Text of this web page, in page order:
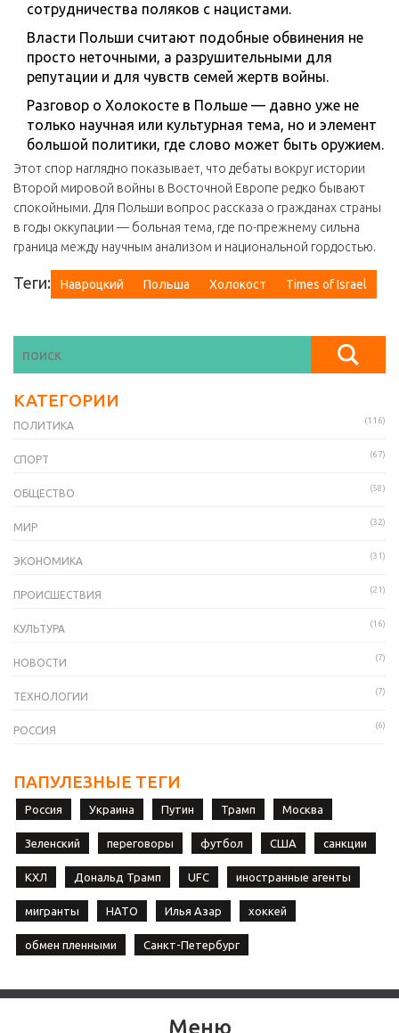
сотрудничества поляков с нацистами.
Власти Польши считают подобные обвинения не
просто неточными, а разрушительными для
репутации и для чувств семей жертв войны.
Разговор о Холокосте в Польше — давно уже не
только научная или культурная тема, но и элемент
большой политики, где слово может быть оружием.
Этот спор наглядно показывает, что дебаты вокруг истории
Второй мировой войны в Восточной Европе редко бывают
спокойными. Для Польши вопрос рассказа о гражданах страны
в годы оккупации — больная тема, где по-прежнему сильна
граница между научным анализом и национальной гордостью.
Теги: Навроцкий Польша Холокост Times of Israel
КАТЕГОРИИ
ПОЛИТИКА (116)
СПОРТ (67)
ОБЩЕСТВО (58)
МИР (32)
ЭКОНОМИКА (31)
ПРОИСШЕСТВИЯ (21)
КУЛЬТУРА (16)
НОВОСТИ (7)
ТЕХНОЛОГИИ (7)
РОССИЯ (6)
ПАПУЛЕЗНЫЕ ТЕГИ
Россия Украина Путин Трамп Москва
Зеленский переговоры футбол США санкции
КХЛ Дональд Трамп UFC иностранные агенты
мигранты НАТО Илья Азар хоккей
обмен пленными Санкт-Петербург
Меню